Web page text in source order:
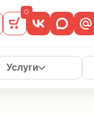
0
Услуги